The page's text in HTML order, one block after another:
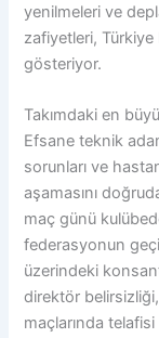
yenilmeleri ve
zafiyetleri, Türkiye
gösteriyor.
Takımdaki en
Efsane teknik
sorunları ve
aşamasını
maç günü
federasyonun
üzerindeki
direktör
maçlarında